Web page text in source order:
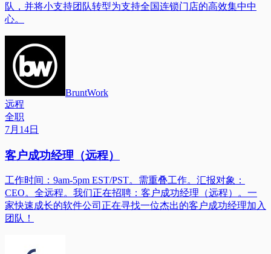
队，并将小支持团队转型为支持全国连锁门店的高效集中中
心。
BruntWork
远程
全职
7月14日
客户成功经理（远程）
工作时间：9am-5pm EST/PST。需重叠工作。汇报对象：
CEO。全远程。我们正在招聘：客户成功经理（远程）。一
家快速成长的软件公司正在寻找一位杰出的客户成功经理加入
团队！